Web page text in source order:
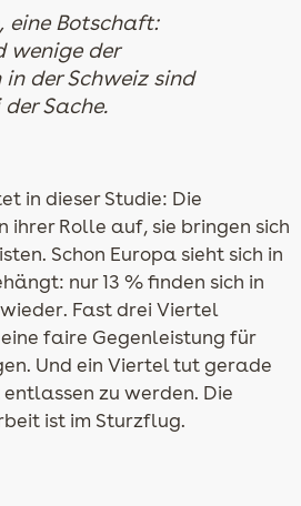
eine Botschaft:
wenige der
der Schweiz sind
Sache.
in dieser Studie: Die
ihrer Rolle auf, sie bringen sich
Schon Europa sieht sich in
nur 13 % finden sich in
Fast drei Viertel
faire Gegenleistung für
Und ein Viertel tut gerade
zu werden. Die
ist im Sturzflug.